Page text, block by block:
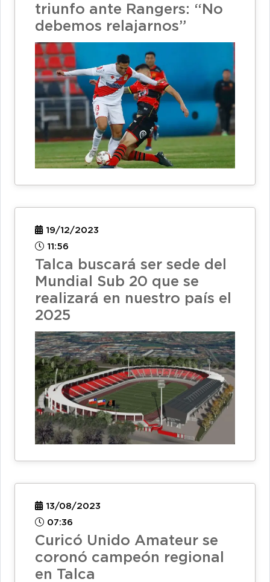
triunfo ante Rangers: “No
debemos relajarnos”
19/12/2023
11:56
Talca buscará ser sede del
Mundial Sub 20 que se
realizará en nuestro país el
2025
13/08/2023
07:36
Curicó Unido Amateur se
coronó campeón regional
en Talca